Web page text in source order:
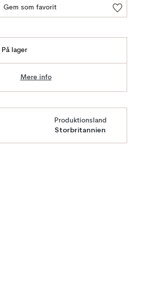
Gem som favorit
På lager
Mere info
Produktionsland
Storbritannien